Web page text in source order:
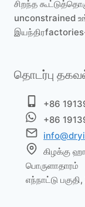
சிறந்த
unconstrained
தொடர்பு
+86
+86
கிழக்கு
பொருளாதாரம்
எந்நாட்டு